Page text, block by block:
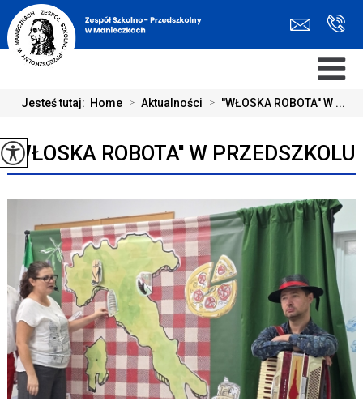
Jesteś tutaj: Home > Aktualności > ''WŁOSKA ROBOTA'' W ...
''WŁOSKA ROBOTA'' W PRZEDSZKOLU